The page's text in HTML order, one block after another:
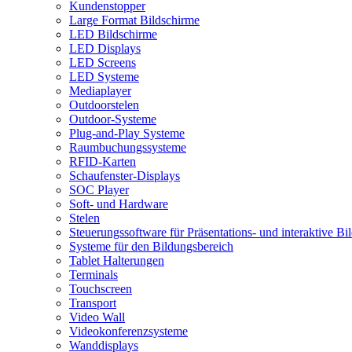
Kundenstopper
Large Format Bildschirme
LED Bildschirme
LED Displays
LED Screens
LED Systeme
Mediaplayer
Outdoorstelen
Outdoor-Systeme
Plug-and-Play Systeme
Raumbuchungssysteme
RFID-Karten
Schaufenster-Displays
SOC Player
Soft- und Hardware
Stelen
Steuerungssoftware für Präsentations- und interaktive
Systeme für den Bildungsbereich
Tablet Halterungen
Terminals
Touchscreen
Transport
Video Wall
Videokonferenzsysteme
Wanddisplays